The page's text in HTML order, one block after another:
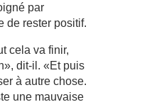
par
de rester positif.
cela va finir,
dit-il. «Et puis
à autre chose.
une mauvaise